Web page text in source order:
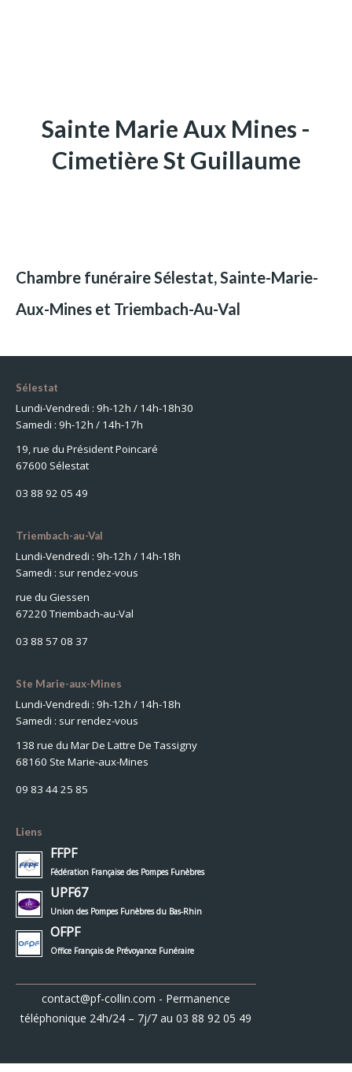
Sainte Marie Aux Mines -
Cimetière St Guillaume
Chambre funéraire Sélestat, Sainte-Marie-
Aux-Mines et Triembach-Au-Val
Sélestat
Lundi-Vendredi : 9h-12h / 14h-18h30
Samedi : 9h-12h / 14h-17h
19, rue du Président Poincaré
67600 Sélestat
03 88 92 05 49
Triembach-au-Val
Lundi-Vendredi : 9h-12h / 14h-18h
Samedi : sur rendez-vous
rue du Giessen
67220 Triembach-au-Val
03 88 57 08 37
Ste Marie-aux-Mines
Lundi-Vendredi : 9h-12h / 14h-18h
Samedi : sur rendez-vous
138 rue du Mar De Lattre De Tassigny
68160 Ste Marie-aux-Mines
09 83 44 25 85
Liens
FFPF
Fédération Française des Pompes Funèbres
UPF67
Union des Pompes Funèbres du Bas-Rhin
OFPF
Office Français de Prévoyance Funéraire
contact@pf-collin.com - Permanence
téléphonique 24h/24 – 7j/7 au 03 88 92 05 49